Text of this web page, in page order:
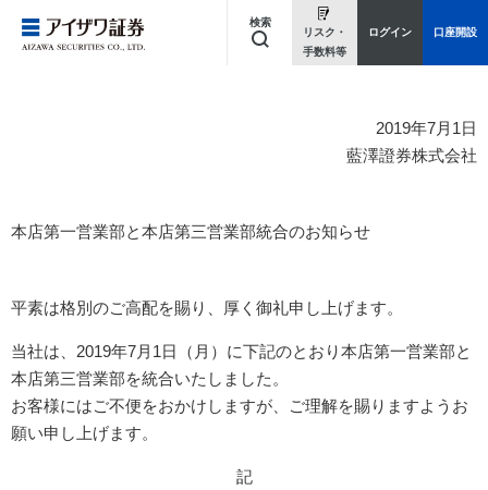
検索
リスク・
手数料等
ログイン 口座開設
2019年7月1日
藍澤證券株式会社
本店第一営業部と本店第三営業部統合のお知らせ
平素は格別のご高配を賜り、厚く御礼申し上げます。
当社は、2019年7月1日（月）に下記のとおり本店第一営業部と
本店第三営業部を統合いたしました。
お客様にはご不便をおかけしますが、ご理解を賜りますようお
願い申し上げます。
記